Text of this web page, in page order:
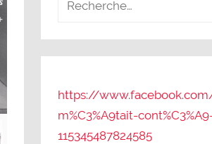
https://
m%C3%A9tait-
115345487824585